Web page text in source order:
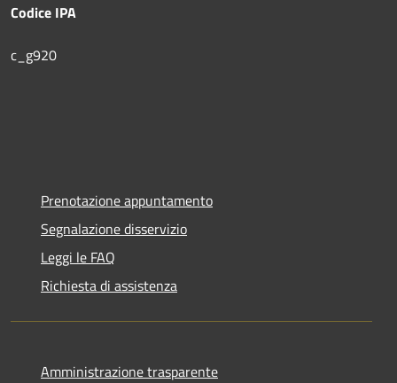
Codice IPA
c_g920
Prenotazione appuntamento
Segnalazione disservizio
Leggi le FAQ
Richiesta di assistenza
Amministrazione trasparente